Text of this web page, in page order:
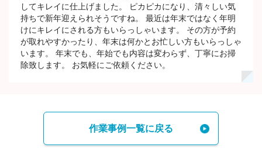
してキレイに仕上げました。 ピカピカになり、清々しい気
持ちで新年迎えられそうですね。 最近は年末ではなく年明
けにキレイにされる方もいらっしゃいます。 その方が予約
が取れやすかったり、年末は何かとお忙しい方もいらっしゃ
います。 年末でも、年始でも内容は変わらず、丁寧にお掃
除致します。 お気軽にご依頼ください。
作業事例一覧に戻る